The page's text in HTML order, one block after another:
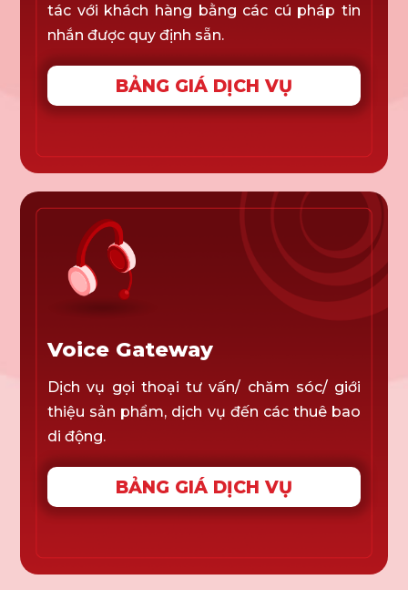
tác với khách hàng bằng các cú pháp tin
nhắn được quy định sẵn.
BẢNG GIÁ DỊCH VỤ
Voice Gateway
Dịch vụ gọi thoại tư vấn/ chăm sóc/ giới
thiệu sản phẩm, dịch vụ đến các thuê bao
di động.
BẢNG GIÁ DỊCH VỤ